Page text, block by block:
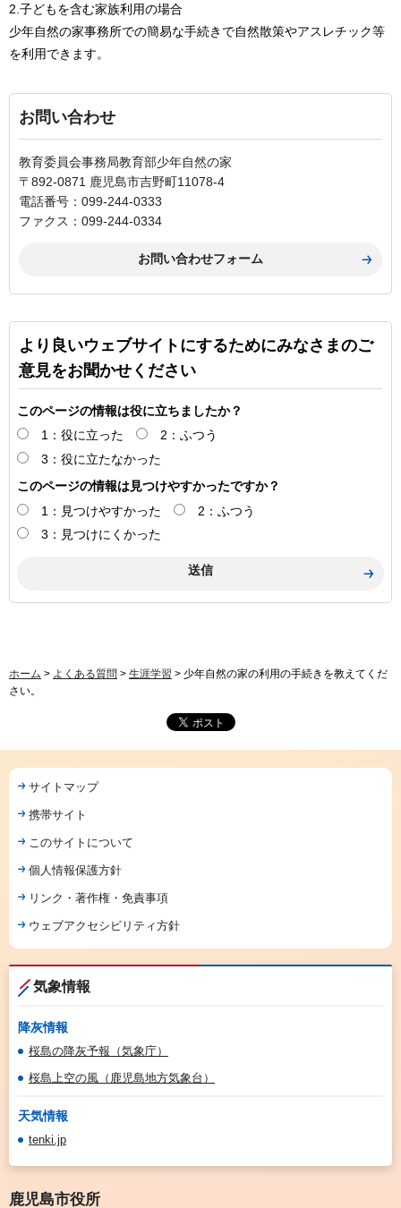
2.子どもを含む家族利用の場合
少年自然の家事務所での簡易な手続きで自然散策やアスレチック等
を利用できます。
お問い合わせ
教育委員会事務局教育部少年自然の家
〒892-0871 鹿児島市吉野町11078-4
電話番号：099-244-0333
ファクス：099-244-0334
より良いウェブサイトにするためにみなさまのご
意見をお聞かせください
このページの情報は役に立ちましたか？
1：役に立った
2：ふつう
3：役に立たなかった
このページの情報は見つけやすかったですか？
1：見つけやすかった
2：ふつう
3：見つけにくかった
ホーム > よくある質問 > 生涯学習 > 少年自然の家の利用の手続きを教えてくだ
さい。
サイトマップ
携帯サイト
このサイトについて
個人情報保護方針
リンク・著作権・免責事項
ウェブアクセシビリティ方針
気象情報
降灰情報
桜島の降灰予報（気象庁）
桜島上空の風（鹿児島地方気象台）
天気情報
tenki.jp
鹿児島市役所